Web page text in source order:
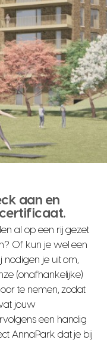
aan en
al op een rij gezet
Of kun je wel een
je uit om,
(onafhankelijke)
te nemen, zodat
jouw
een handig
AnnaPark dat je bij